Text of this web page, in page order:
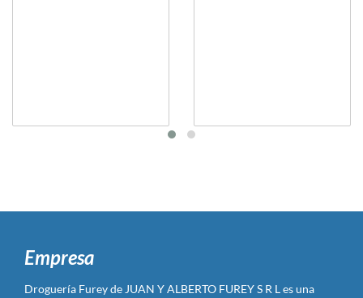
Empresa
Droguería Furey de JUAN Y ALBERTO FUREY S R L es una